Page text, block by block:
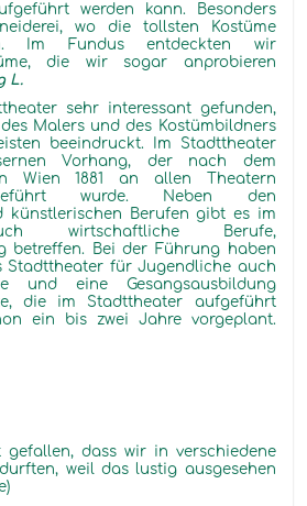
werden kann. Besonders
wo die tollsten Kostüme
Im Fundus entdeckten wir
die wir sogar anprobieren
L.
sehr interessant gefunden,
Malers und des Kostümbildners
beeindruckt. Im Stadttheater
Vorhang, der nach dem
Wien 1881 an allen Theatern
wurde. Neben den
künstlerischen Berufen gibt es im
wirtschaftliche Berufe,
betreffen. Bei der Führung haben
Stadttheater für Jugendliche auch
und eine Gesangsausbildung
die im Stadttheater aufgeführt
ein bis zwei Jahre vorgeplant.
dass wir in verschiedene
weil das lustig ausgesehen